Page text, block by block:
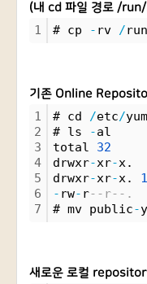
(내 cd 파일 경로 /
1 # cp - rv /run
기존 Online
1
2
3
4
5
6
7
# cd /etc/
# ls
-al
total 32
drwxr-xr-x.
drwxr-xr-x.
- rw- r--r--.
# mv public-
새로운 로컬